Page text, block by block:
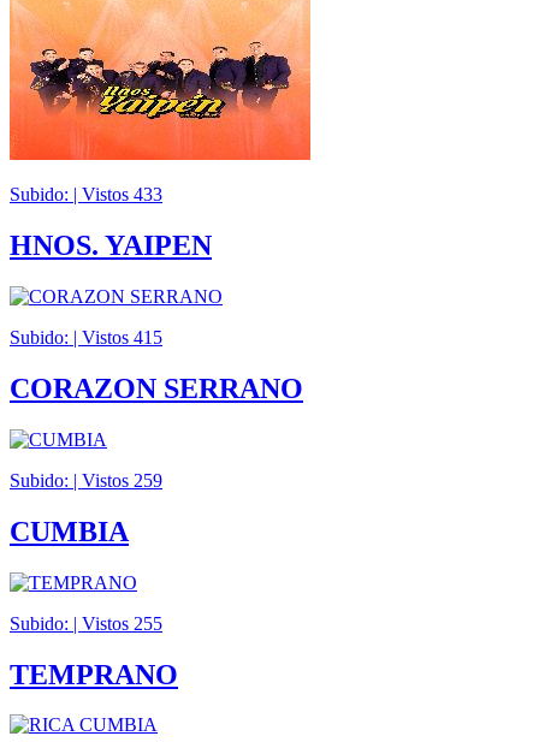
Subido: | Vistos 433
HNOS. YAIPEN
Subido: | Vistos 415
CORAZON SERRANO
Subido: | Vistos 259
CUMBIA
Subido: | Vistos 255
TEMPRANO